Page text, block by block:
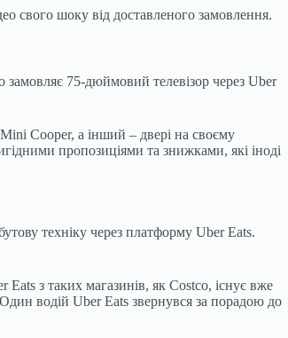
свого шоку від доставленого замовлення.
75-дюймовий телевізор через Uber
Cooper, а інший – двері на своєму
пропозиціями та знижками, які іноді
техніку через платформу Uber Eats.
з таких магазинів, як Costco, існує вже
водій Uber Eats звернувся за порадою до